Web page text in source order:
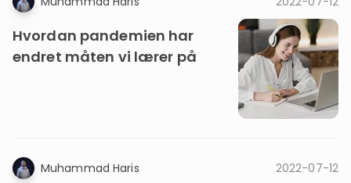
Hvordan pandemien har
endret måten vi lærer på
Muhammad Haris 2022-07-12